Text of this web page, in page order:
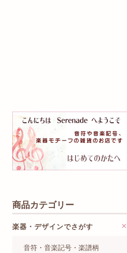
商品カテゴリー
楽器・デザインでさがす
音符・音楽記号・楽譜柄